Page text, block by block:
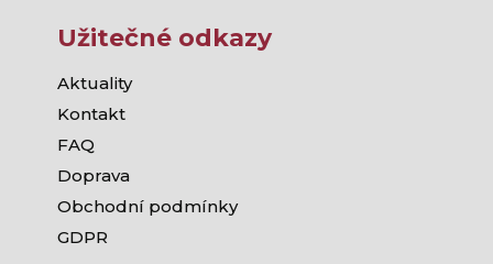
Užitečné odkazy
Aktuality
Kontakt
FAQ
Doprava
Obchodní podmínky
GDPR